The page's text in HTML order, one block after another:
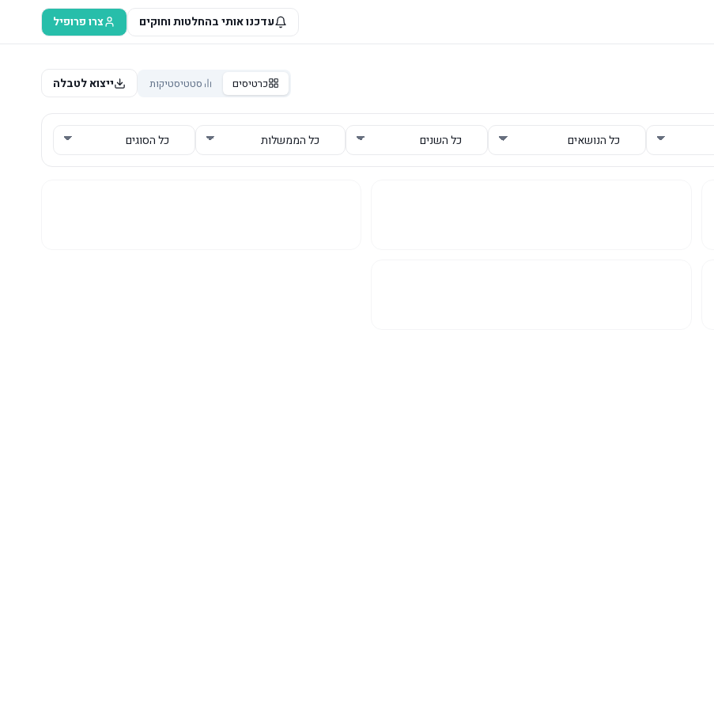
עדכנו אותי בהחלטות וחוקים צרו פרופיל
כרטיסים סטטיסטיקות ייצוא לטבלה